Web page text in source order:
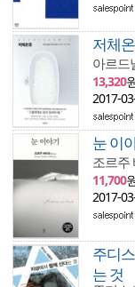
저체
아르드
13,320
2017-
눈 이
조르주
11,700
2017-
주디
는 것